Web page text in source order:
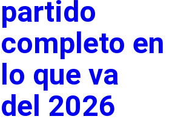
partido
completo en
lo que va
del 2026